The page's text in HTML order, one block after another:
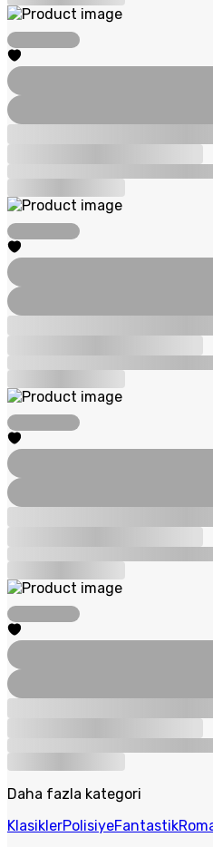
Daha fazla kategori
KlasiklerPolisiyeFantastik